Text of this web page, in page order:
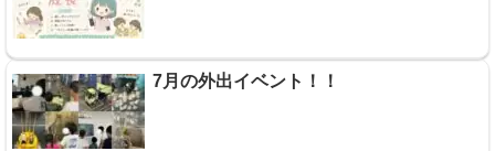
7月の外出イベント！！